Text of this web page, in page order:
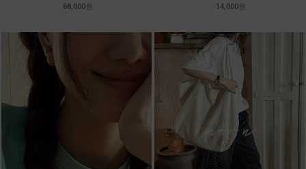
68,000원
14,000원